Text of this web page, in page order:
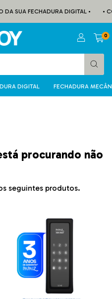
SUA FECHADURA DIGITAL • •
0
DIGITAL FECHADURA
procurando não
seguintes produtos.